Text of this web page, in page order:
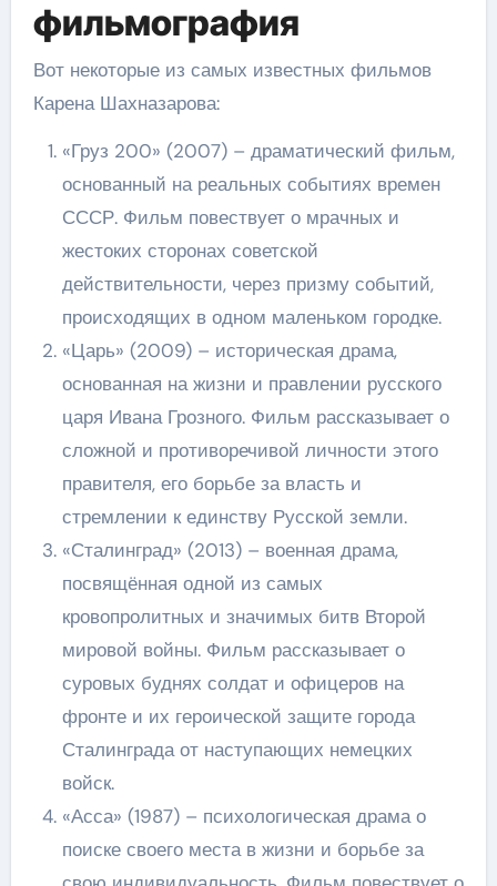
фильмография
Вот некоторые из самых известных фильмов
Карена Шахназарова:
«Груз 200» (2007) – драматический фильм,
основанный на реальных событиях времен
СССР. Фильм повествует о мрачных и
жестоких сторонах советской
действительности, через призму событий,
происходящих в одном маленьком городке.
«Царь» (2009) – историческая драма,
основанная на жизни и правлении русского
царя Ивана Грозного. Фильм рассказывает о
сложной и противоречивой личности этого
правителя, его борьбе за власть и
стремлении к единству Русской земли.
«Сталинград» (2013) – военная драма,
посвящённая одной из самых
кровопролитных и значимых битв Второй
мировой войны. Фильм рассказывает о
суровых буднях солдат и офицеров на
фронте и их героической защите города
Сталинграда от наступающих немецких
войск.
«Асса» (1987) – психологическая драма о
поиске своего места в жизни и борьбе за